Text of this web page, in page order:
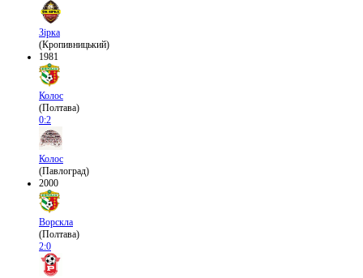
Зірка
(Кропивницький)
1981
Колос
(Полтава)
0:2
Колос
(Павлоград)
2000
Ворскла
(Полтава)
2:0